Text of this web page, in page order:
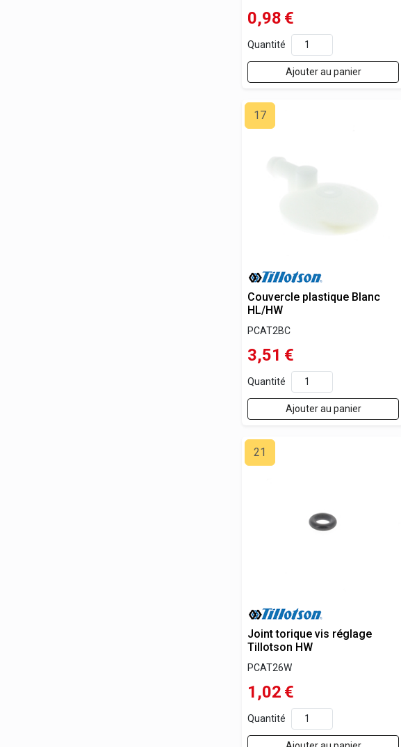
0,98 €
Quantité
Ajouter au panier
17
Couvercle plastique Blanc
HL/HW
PCAT2BC
3,51 €
Quantité
Ajouter au panier
21
Joint torique vis réglage
Tillotson HW
PCAT26W
1,02 €
Quantité